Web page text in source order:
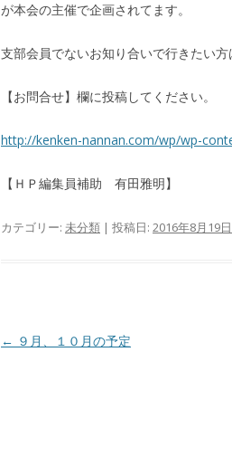
が本会の主催で企画されてます。
支部会員でないお知り合いで行きたい
【お問合せ】欄に投稿してください。
http://kenken-nannan.com/wp/wp-
【ＨＰ編集員補助 有田雅明】
カテゴリー: 未分類 | 投稿日: 2016年8月19日
投
← ９月、１０月の予定